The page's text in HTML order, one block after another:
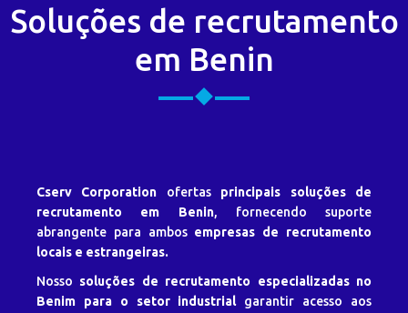
Soluções de recrutamento
em Benin
Cserv Corporation ofertas principais soluções de
recrutamento em Benin, fornecendo suporte
abrangente para ambos empresas de recrutamento
locais e estrangeiras.
Nosso soluções de recrutamento especializadas no
Benim para o setor industrialgarantir acesso aos